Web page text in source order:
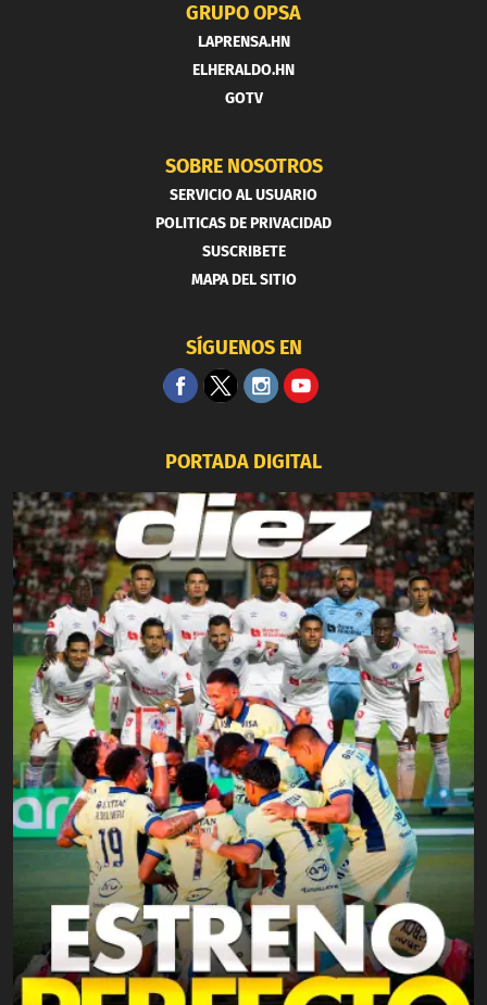
GRUPO OPSA
LAPRENSA.HN
ELHERALDO.HN
GOTV
SOBRE NOSOTROS
SERVICIO AL USUARIO
POLITICAS DE PRIVACIDAD
SUSCRIBETE
MAPA DEL SITIO
SÍGUENOS EN
PORTADA DIGITAL